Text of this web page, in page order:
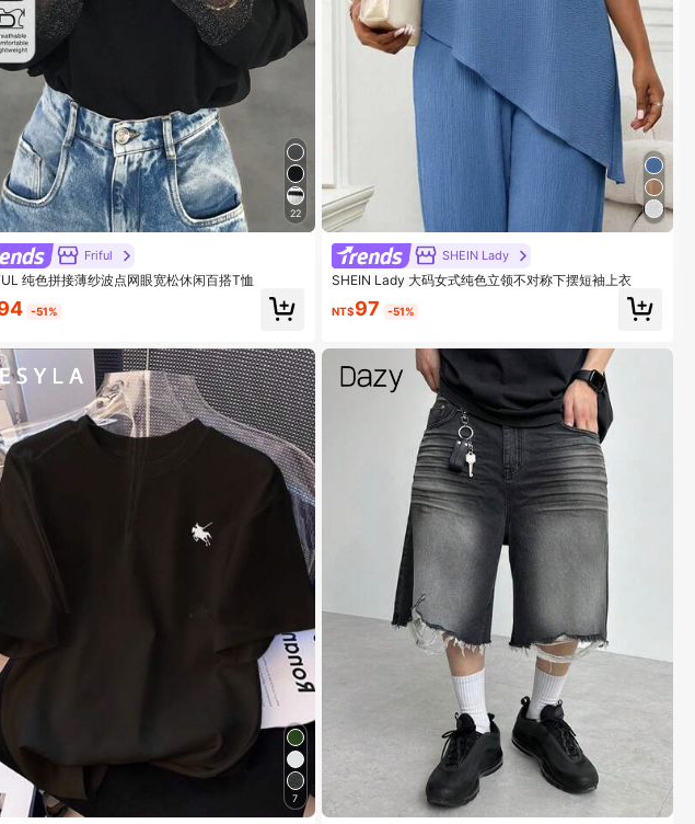
22
Friful
纯色拼接薄纱波点网眼宽松休闲百搭T恤
-51%
7
SHEIN Lady
SHEIN Lady 大码女式纯色立领不对称下摆短袖上衣
NT$97 -51%